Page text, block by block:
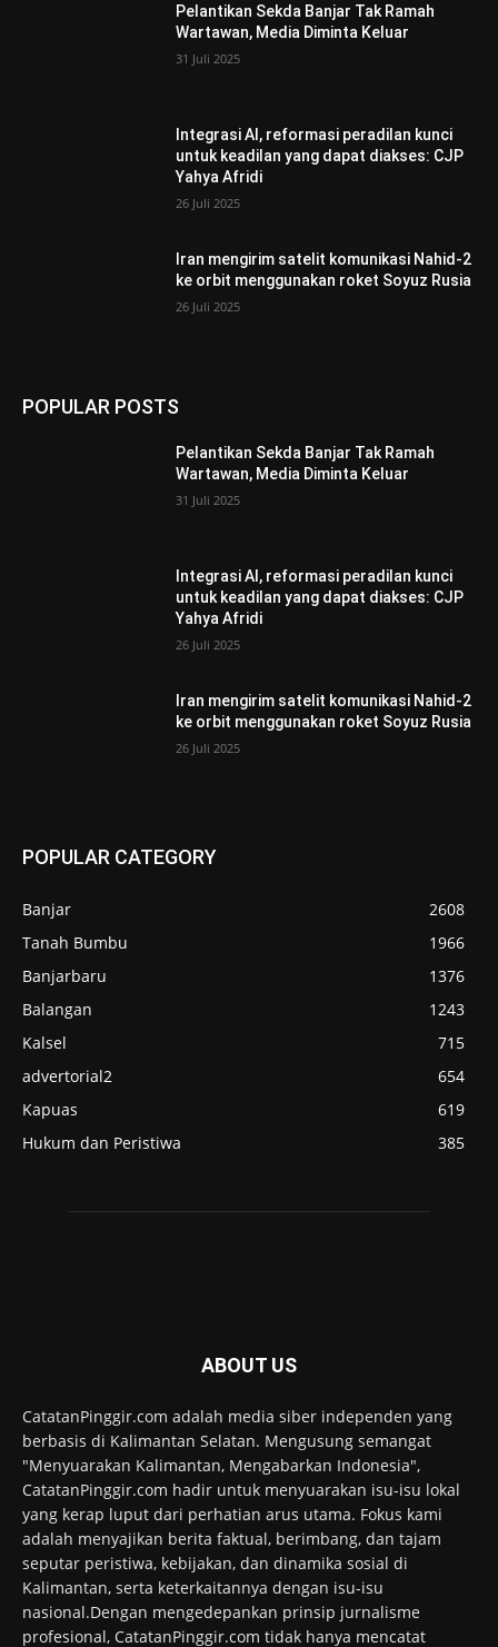
Pelantikan Sekda Banjar Tak Ramah
Wartawan, Media Diminta Keluar
31 Juli 2025
Integrasi AI, reformasi peradilan kunci
untuk keadilan yang dapat diakses: CJP
Yahya Afridi
26 Juli 2025
Iran mengirim satelit komunikasi Nahid-2
ke orbit menggunakan roket Soyuz Rusia
26 Juli 2025
POPULAR POSTS
Pelantikan Sekda Banjar Tak Ramah
Wartawan, Media Diminta Keluar
31 Juli 2025
Integrasi AI, reformasi peradilan kunci
untuk keadilan yang dapat diakses: CJP
Yahya Afridi
26 Juli 2025
Iran mengirim satelit komunikasi Nahid-2
ke orbit menggunakan roket Soyuz Rusia
26 Juli 2025
POPULAR CATEGORY
Banjar
2608
Tanah Bumbu
1966
Banjarbaru
1376
Balangan
1243
Kalsel
715
advertorial2
654
Kapuas
619
Hukum dan Peristiwa
385
ABOUT US
CatatanPinggir.com adalah media siber independen yang
berbasis di Kalimantan Selatan. Mengusung semangat
"Menyuarakan Kalimantan, Mengabarkan Indonesia",
CatatanPinggir.com hadir untuk menyuarakan isu-isu lokal
yang kerap luput dari perhatian arus utama. Fokus kami
adalah menyajikan berita faktual, berimbang, dan tajam
seputar peristiwa, kebijakan, dan dinamika sosial di
Kalimantan, serta keterkaitannya dengan isu-isu
nasional.Dengan mengedepankan prinsip jurnalisme
profesional, CatatanPinggir.com tidak hanya mencatat